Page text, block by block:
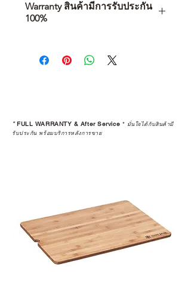
Warranty สินค้ามีการรับประกัน
100%
คุณตัดสินใจซื้อ แต่รวมไปถึง
“ประสบการณ์หลังการใช้งาน” ใน
STUDIO และร้านตัวแทนจำหน่ายที่
ได้รับการแต่งตั้งอย่างเป็นทางการ จะ
หรือการแก้ไขปัญหาที่อาจเกิดขึ้นใน
ก่อนตัดสินใจซื้อสินค้า เราอยาก
แนะนำให้คุณสอบถามทุกครั้งว่า ร้าน
ค้าที่คุณกำลังเลือกซื้อนั้น มีการรับ
*FULL WARRANTY & After Service * มั่นใจได้กับสินค้ามี
รับประกัน พร้อมบริการหลังการขาย